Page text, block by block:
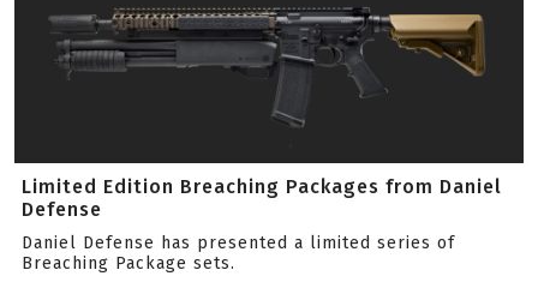
Limited Edition Breaching Packages from Daniel
Defense
Daniel Defense has presented a limited series of
Breaching Package sets.